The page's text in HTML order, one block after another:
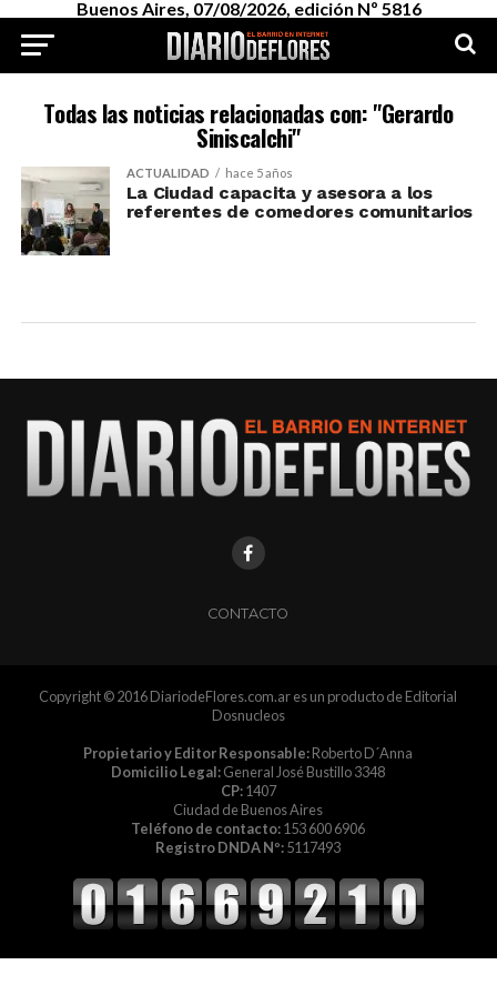
Buenos Aires, 07/08/2026, edición Nº 5816
Todas las noticias relacionadas con: "Gerardo
Siniscalchi"
ACTUALIDAD hace 5 años
La Ciudad capacita y asesora a los
referentes de comedores comunitarios
CONTACTO
Copyright © 2016 DiariodeFlores.com.ar es un producto de Editorial
Dosnucleos
Propietario y Editor Responsable:Roberto D´Anna
Domicilio Legal:General José Bustillo 3348
CP:1407
Ciudad de Buenos Aires
Teléfono de contacto:153 600 6906
Registro DNDA Nº:5117493